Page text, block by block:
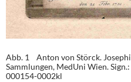
Abb. 1 Anton von Störck.
Sammlungen, MedUni Wien.
000154-0002kl